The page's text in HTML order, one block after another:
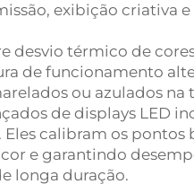
exibição criativa
desvio térmico de
de funcionamento
ou azulados
de displays LED
calibram os
e garantindo
longa duração.